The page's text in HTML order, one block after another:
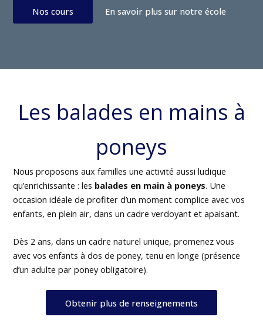
Nos cours En savoir plus sur notre école
Les balades en mains à
poneys
Nous proposons aux familles une activité aussi ludique
qu’enrichissante : les balades en main à poneys. Une
occasion idéale de profiter d’un moment complice avec vos
enfants, en plein air, dans un cadre verdoyant et apaisant.
Dès 2 ans, dans un cadre naturel unique, promenez vous
avec vos enfants à dos de poney, tenu en longe (présence
d’un adulte par poney obligatoire).
Obtenir plus de renseignements